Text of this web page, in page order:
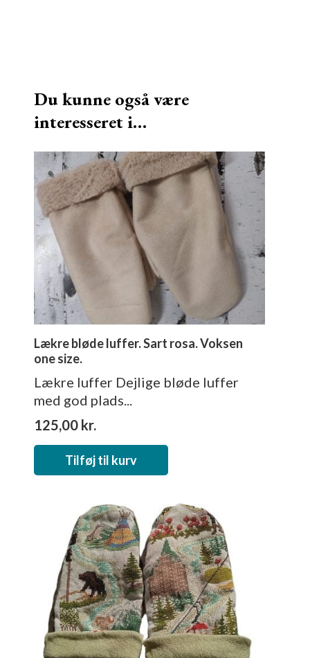
Du kunne også være
interesseret i…
Lækre bløde luffer. Sart rosa. Voksen
one size.
Lækre luffer Dejlige bløde luffer
med god plads...
125,00 kr.
Tilføj til kurv